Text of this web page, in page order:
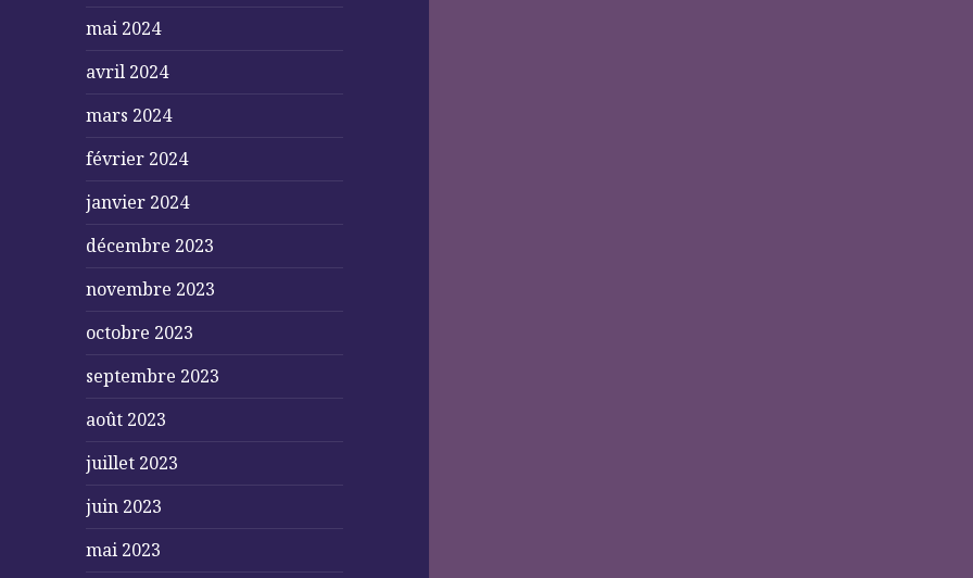
mai 2024
avril 2024
mars 2024
février 2024
janvier 2024
décembre 2023
novembre 2023
octobre 2023
septembre 2023
août 2023
juillet 2023
juin 2023
mai 2023